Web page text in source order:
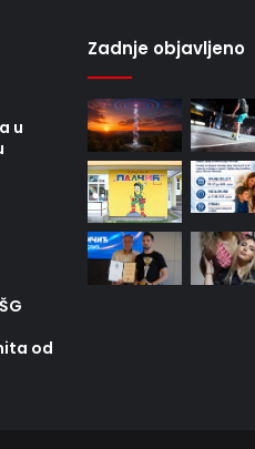
u
od
Zadnje objavljeno